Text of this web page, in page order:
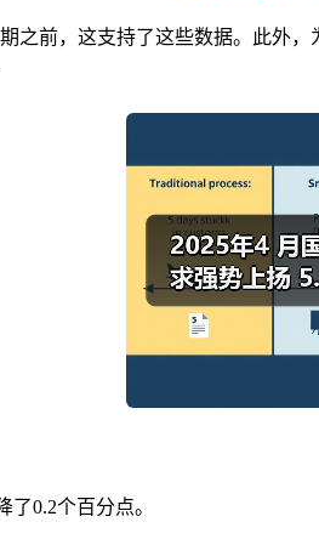
前，这支持了这些数据。此外，
0.2个百分点。